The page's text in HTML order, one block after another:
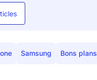
Samsung Bons plans